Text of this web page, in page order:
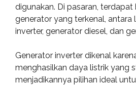
digunakan. Di pasaran,
generator yang terkenal, antara
inverter, generator diesel, dan
Generator inverter dikenal
menghasilkan daya listrik yang
menjadikannya pilihan ideal